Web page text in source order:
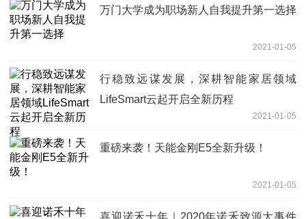
万门大学成为职场新人自我提升第一选择
2021-01-05
行稳致远谋发展，深耕智能家居领域
LifeSmart云起开启全新历程
2021-01-05
重磅来袭！天能金刚E5全新升级！
2021-01-05
喜迎诺禾十年｜2020年诺禾致源大事件